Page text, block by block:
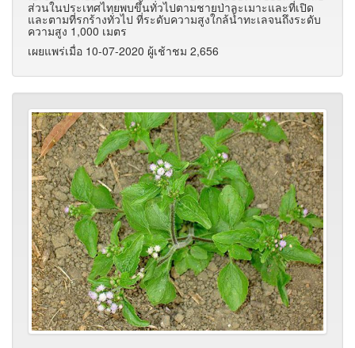
ส่วนในประเทศไทยพบขึ้นทั่วไปตามชายป่าละเมาะและที่เปิด
และตามที่รกร้างทั่วไป ที่ระดับความสูงใกล้น้ำทะเลจนถึงระดับ
ความสูง 1,000 เมตร
เผยแพร่เมื่อ 10-07-2020 ผู้เช้าชม 2,656